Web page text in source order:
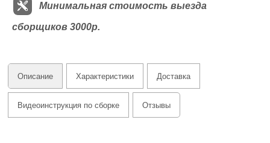
Минимальная стоимость выезда
сборщиков 3000р.
Описание Характеристики Доставка
Видеоинструкция по сборке Отзывы